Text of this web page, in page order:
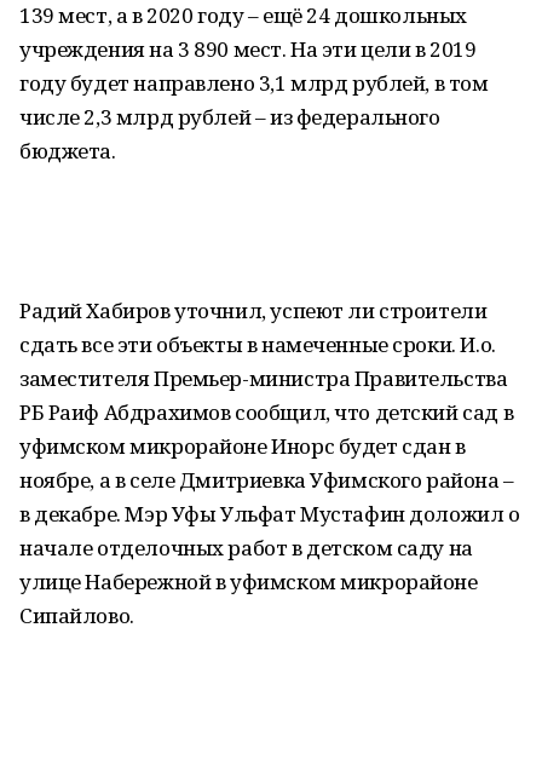
139 мест, а в 2020 году – ещё 24 дошкольных
учреждения на 3 890 мест. На эти цели в 2019
году будет направлено 3,1 млрд рублей, в том
числе 2,3 млрд рублей – из федерального
бюджета.
Радий Хабиров уточнил, успеют ли строители
сдать все эти объекты в намеченные сроки. И.о.
заместителя Премьер-министра Правительства
РБ Раиф Абдрахимов сообщил, что детский сад в
уфимском микрорайоне Инорс будет сдан в
ноябре, а в селе Дмитриевка Уфимского района –
в декабре. Мэр Уфы Ульфат Мустафин доложил о
начале отделочных работ в детском саду на
улице Набережной в уфимском микрорайоне
Сипайлово.